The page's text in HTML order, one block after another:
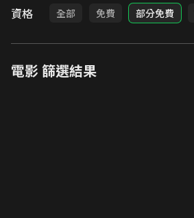
資格 全部 免費 部分免費
電影篩選結果